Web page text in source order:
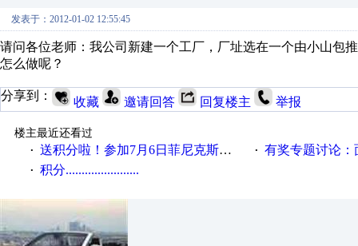
发表于：2012-01-02 12:55:45
请问各位老师：我公司新建一个工厂，厂址选在一个由小山包
怎么做呢？
分享到： 收藏 邀请回答 回复楼主 举报
楼主最近还看过
· 送积分啦！参加7月6日菲尼克斯在线研讨会即得 · 有奖专题讨论：面对低压变
· 积分.......................